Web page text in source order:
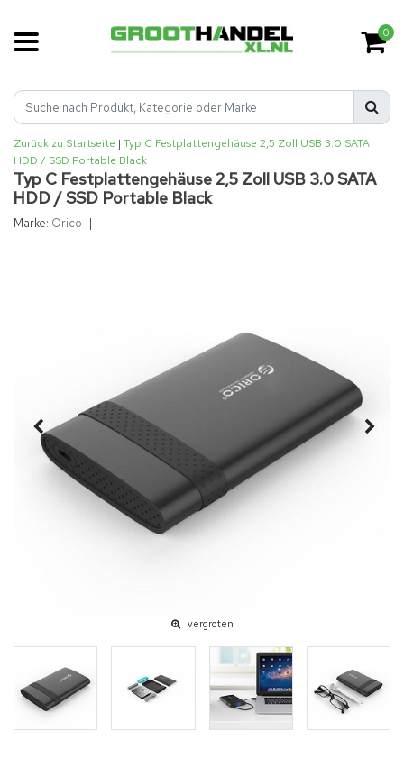
0
Zurück zu Startseite | Typ C Festplattengehäuse 2,5 Zoll USB 3.0 SATA
HDD / SSD Portable Black
Typ C Festplattengehäuse 2,5 Zoll USB 3.0 SATA
HDD / SSD Portable Black
Marke: Orico |
vergroten